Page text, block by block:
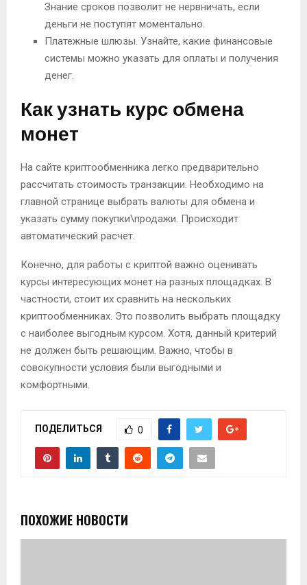
Знание сроков позволит не нервничать, если
деньги не поступят моментально.
Платежные шлюзы. Узнайте, какие финансовые
системы можно указать для оплаты и получения
денег.
Как узнать курс обмена
монет
На сайте криптообменника легко предварительно
рассчитать стоимость транзакции. Необходимо на
главной странице выбрать валюты для обмена и
указать сумму покупки\продажи. Происходит
автоматический расчет.
Конечно, для работы с криптой важно оценивать
курсы интересующих монет на разных площадках. В
частности, стоит их сравнить на нескольких
криптообменниках. Это позволить выбрать площадку
с наиболее выгодным курсом. Хотя, данный критерий
не должен быть решающим. Важно, чтобы в
совокупности условия были выгодными и
комфортными.
ПОДЕЛИТЬСЯ 0
ПОХОЖИЕ НОВОСТИ